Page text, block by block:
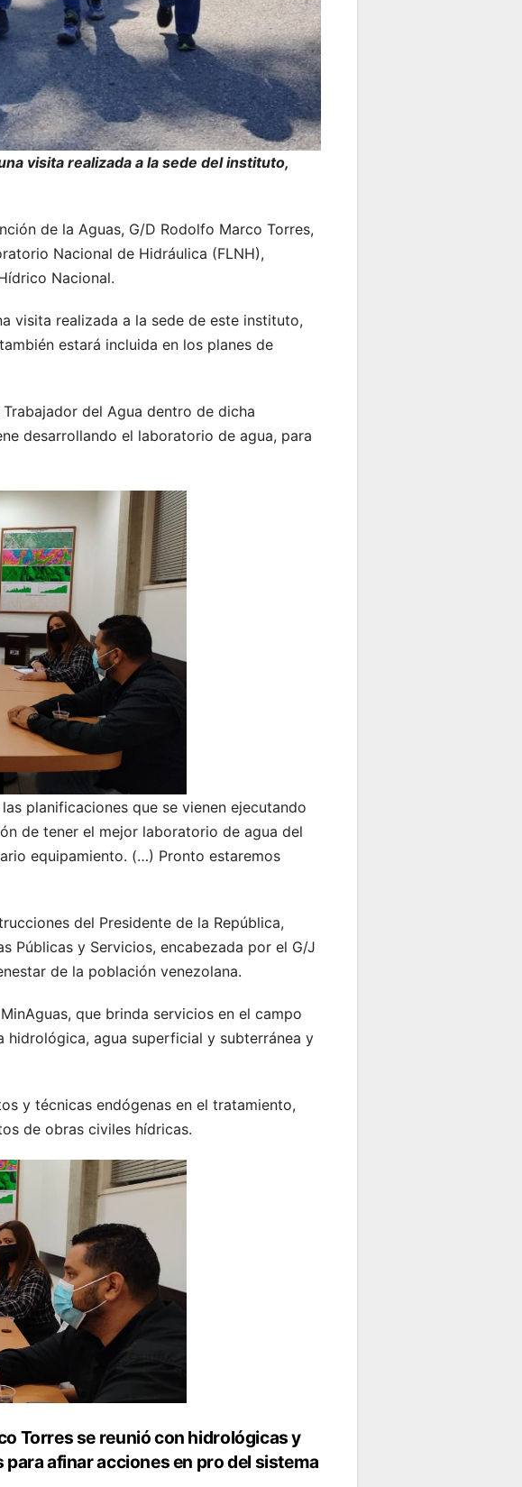
visita realizada a la sede del instituto,
de la Aguas, G/D Rodolfo Marco Torres,
Nacional de Hidráulica (FLNH),
Nacional.
visita realizada a la sede de este instituto,
estará incluida en los planes de
del Agua dentro de dicha
desarrollando el laboratorio de agua, para
planificaciones que se vienen ejecutando
de tener el mejor laboratorio de agua del
equipamiento. (…) Pronto estaremos
del Presidente de la República,
Públicas y Servicios, encabezada por el G/J
de la población venezolana.
que brinda servicios en el campo
hidrológica, agua superficial y subterránea y
y técnicas endógenas en el tratamiento,
de obras civiles hídricas.
Torres se reunió con hidrológicas y
para afinar acciones en pro del sistema